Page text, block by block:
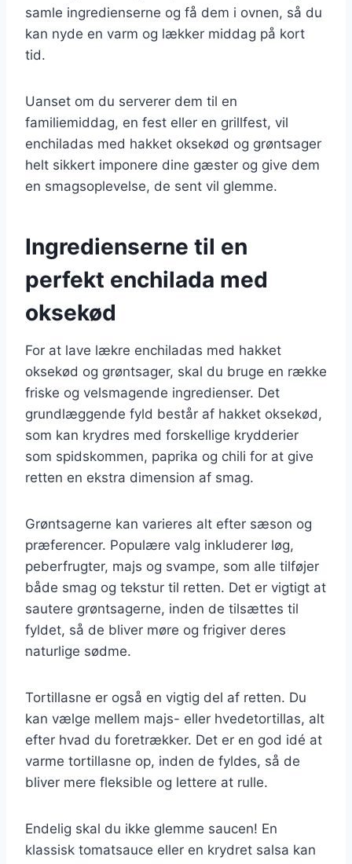
samle ingredienserne og få dem i ovnen, så du
kan nyde en varm og lækker middag på kort
tid.
Uanset om du serverer dem til en
familiemiddag, en fest eller en grillfest, vil
enchiladas med hakket oksekød og grøntsager
helt sikkert imponere dine gæster og give dem
en smagsoplevelse, de sent vil glemme.
Ingredienserne til en
perfekt enchilada med
oksekød
For at lave lækre enchiladas med hakket
oksekød og grøntsager, skal du bruge en række
friske og velsmagende ingredienser. Det
grundlæggende fyld består af hakket oksekød,
som kan krydres med forskellige krydderier
som spidskommen, paprika og chili for at give
retten en ekstra dimension af smag.
Grøntsagerne kan varieres alt efter sæson og
præferencer. Populære valg inkluderer løg,
peberfrugter, majs og svampe, som alle tilføjer
både smag og tekstur til retten. Det er vigtigt at
sautere grøntsagerne, inden de tilsættes til
fyldet, så de bliver møre og frigiver deres
naturlige sødme.
Tortillasne er også en vigtig del af retten. Du
kan vælge mellem majs- eller hvedetortillas, alt
efter hvad du foretrækker. Det er en god idé at
varme tortillasne op, inden de fyldes, så de
bliver mere fleksible og lettere at rulle.
Endelig skal du ikke glemme saucen! En
klassisk tomatsauce eller en krydret salsa kan